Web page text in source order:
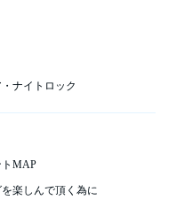
ナイトロック
MAP
楽しんで頂く為に